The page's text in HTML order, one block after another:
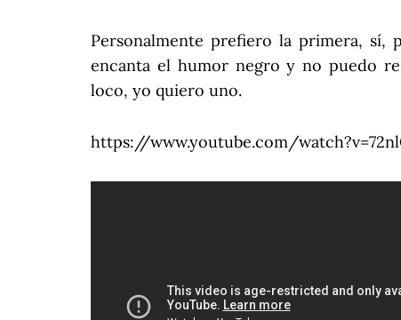
Personalmente prefiero la primera, sí,
encanta el humor negro y no puedo
loco, yo quiero uno.
https://www.youtube.com/